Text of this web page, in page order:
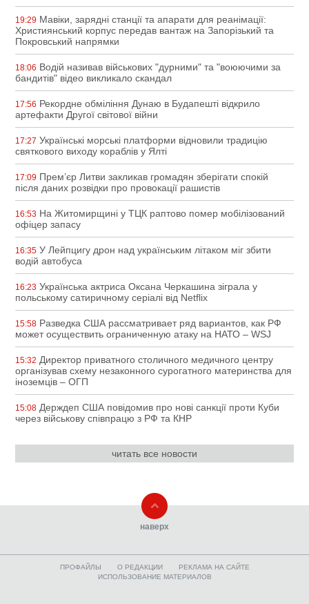
19:29 Мавіки, зарядні станції та апарати для реанімації:
Християнський корпус передав вантаж на Запорізький та
Покровський напрямки
18:06 Водій називав військових "дурними" та "воюючими за
бандитів" відео викликало скандал
17:56 Рекордне обміління Дунаю в Будапешті відкрило
артефакти Другої світової війни
17:27 Українські морські платформи відновили традицію
святкового виходу кораблів у Ялті
17:09 Прем’єр Литви закликав громадян зберігати спокій
після даних розвідки про провокації рашистів
16:53 На Житомирщині у ТЦК раптово помер мобілізований
офіцер запасу
16:35 У Лейпцигу дрон над українським літаком міг збити
водій автобуса
16:23 Українська актриса Оксана Черкашина зіграла у
польському сатиричному серіалі від Netflix
15:58 Разведка США рассматривает ряд вариантов, как РФ
может осуществить ограниченную атаку на НАТО – WSJ
15:32 Директор приватного столичного медичного центру
організував схему незаконного сурогатного материнства для
іноземців – ОГП
15:08 Держдеп США повідомив про нові санкції проти Куби
через військову співпрацю з РФ та КНР
читать все новости
наверх
ПРОФАЙЛЫ O РЕДАКЦИИ
РЕКЛАМА НА САЙТЕ
ИСПОЛЬЗОВАНИЕ МАТЕРИАЛОВ